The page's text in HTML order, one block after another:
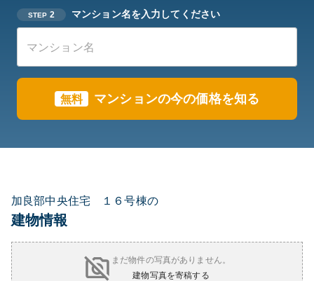
STEP 2 マンション名を入力してください
無料 マンションの今の価格を知る
加良部中央住宅 １６号棟の
建物情報
まだ物件の写真がありません。
建物写真を寄稿する